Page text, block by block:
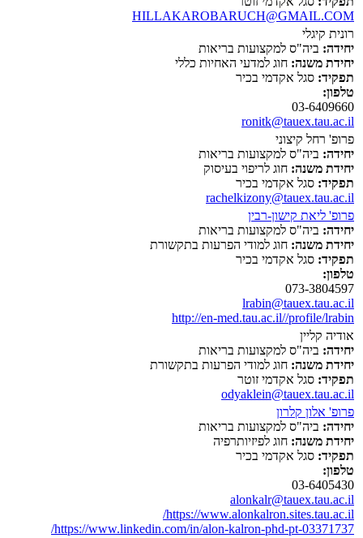
HILLAKAROBARUCH@GMAIL.COM
רונית קיגלי
יחידה: ביה"ס למקצועות בריאות
יחידת משנה: חוג למדעי האחיות כללי
תפקיד: סגל אקדמי בכיר
טלפון:
03-6409660
ronitk@tauex.tau.ac.il
פרופ' רחל קיצוני
יחידה: ביה"ס למקצועות בריאות
יחידת משנה: חוג לריפוי בעיסוק
תפקיד: סגל אקדמי בכיר
rachelkizony@tauex.tau.ac.il
פרופ' ליאת קישון-רבין
יחידה: ביה"ס למקצועות בריאות
יחידת משנה: חוג למודי הפרעות בתקשורת
תפקיד: סגל אקדמי בכיר
טלפון:
073-3804597
lrabin@tauex.tau.ac.il
http://en-med.tau.ac.il//profile/lrabin
אודיה קליין
יחידה: ביה"ס למקצועות בריאות
יחידת משנה: חוג למודי הפרעות בתקשורת
תפקיד: סגל אקדמי זוטר
odyaklein@tauex.tau.ac.il
פרופ' אלון קלרון
יחידה: ביה"ס למקצועות בריאות
יחידת משנה: חוג לפיזיותרפיה
תפקיד: סגל אקדמי בכיר
טלפון:
03-6405430
alonkalr@tauex.tau.ac.il
https://www.alonkalron.sites.tau.ac.il/
https://www.linkedin.com/in/alon-kalron-phd-pt-03371737/